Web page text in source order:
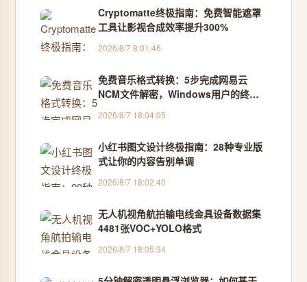
Cryptomatte终极指南：免费智能遮罩
工具让影视合成效率提升300%
2026/8/7 8:01:46
免费音乐格式转换：5步完成网易云
NCM文件解密，Windows用户的终极
2026/8/7 18:04:05
小红书图文设计终极指南：28种专业版
式让你的内容告别单调
2026/8/7 18:02:40
无人机视角航拍输电线金具设备数据集
4481张VOC+YOLO格式
2026/8/7 18:05:34